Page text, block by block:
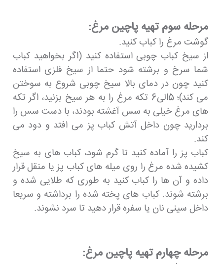
مرحله سوم تهیه پاچین مرغ:
گوشت مرغ را کباب کنید.
از سیخ کباب چوبی استفاده کنید (اگر بخواهید کباب
شما سرخ و برشته شود حتما از سیخ فلزی استفاده
کنید چون در دمای بالا سیخ چوبی شروع به سوختن
می کند)؛ 5الی6 تکه مرغ را به هر سیخ بزنید، اگر تکه
های مرغ خیلی به سس آغشته بودند، با دست سس را
بردارید چون داخل آتش کباب پز می افتد و دود می
کند.
کباب پز را آماده کنید تا گرم شود، کباب های به سیخ
کشیده شده مرغ را روی میله های کباب پز یا منقل قرار
داده و آن ها را کباب کنید به طوری که طلایی شده و
برشته شوند. کباب های پخته شده را برداشته و سریعا
داخل سینی نان یا سفره قرار دهید تا سرد نشوند.
مرحله چهارم تهیه پاچین مرغ: